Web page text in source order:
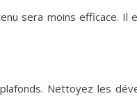
sera moins efficace. Il
Nettoyez les